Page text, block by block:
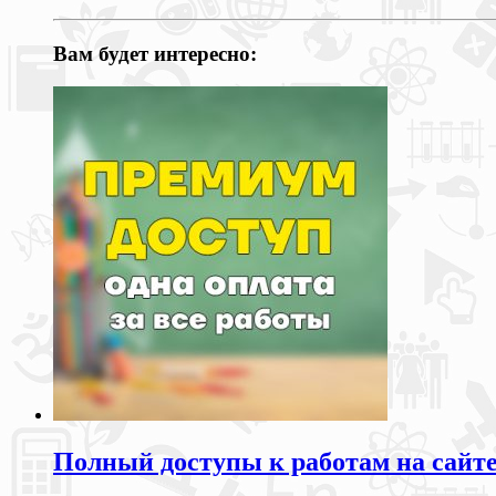
Вам будет интересно:
Полный доступы к работам на